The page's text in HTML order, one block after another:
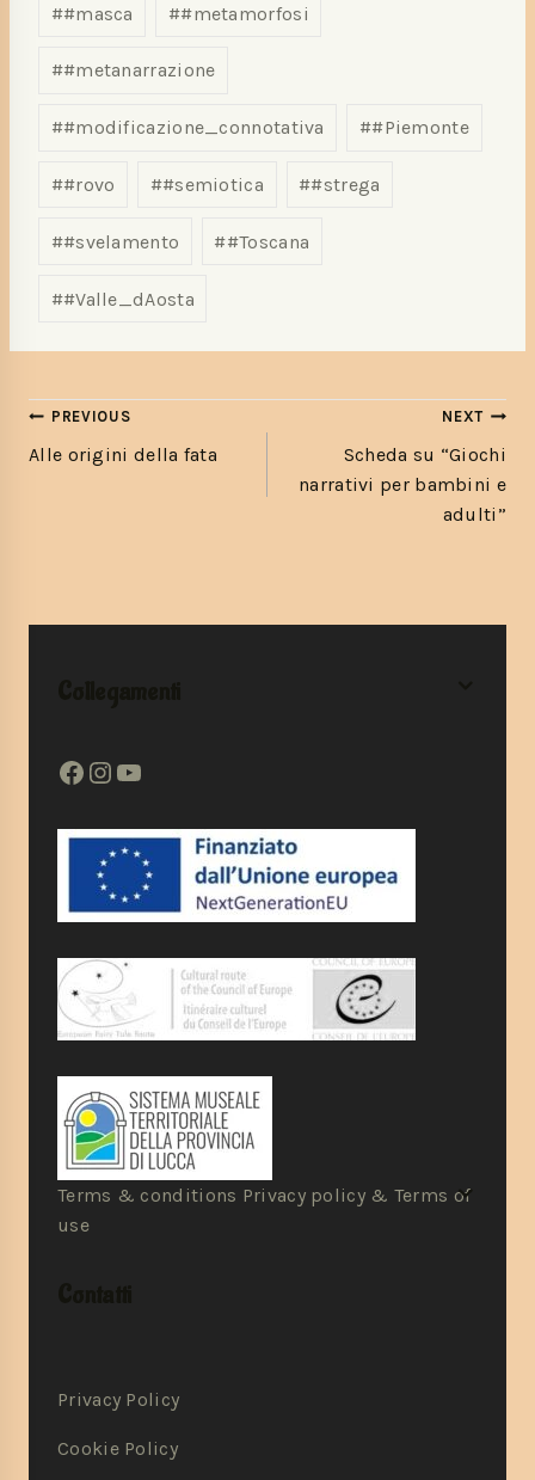
##masca ##metamorfosi
##metanarrazione
##modificazione_connotativa ##Piemonte
##rovo ##semiotica ##strega
##svelamento ##Toscana
##Valle_dAosta
PREVIOUS
Alle origini della fata
NEXT
Scheda su “Giochi
narrativi per bambini e
adulti”
Terms & conditions Privacy policy & Terms of
use
Privacy Policy
Cookie Policy